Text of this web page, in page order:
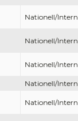
Nationell/
Nationell/
Nationell/
Nationell/
Nationell/